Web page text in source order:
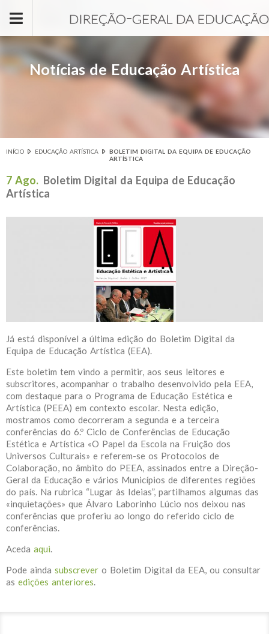
Notícias de Educação Artística
Está aqui
INÍCIO EDUCAÇÃO ARTÍSTICA
BOLETIM DIGITAL DA EQUIPA DE EDUCAÇÃO
ARTÍSTICA
7 Ago. Boletim Digital da Equipa de Educação
Artística
Já está disponível a última edição do Boletim Digital da
Equipa de Educação Artística (EEA).
Este boletim tem vindo a permitir, aos seus leitores e
subscritores, acompanhar o trabalho desenvolvido pela EEA,
com destaque para o Programa de Educação Estética e
Artística (PEEA) em contexto escolar. Nesta edição,
mostramos como decorreram a segunda e a terceira
conferências do 6.º Ciclo de Conferências de Educação
Estética e Artística «O Papel da Escola na Fruição dos
Universos Culturais» e referem-se os Protocolos de
Colaboração, no âmbito do PEEA, assinados entre a Direção-
Geral da Educação e vários Municípios de diferentes regiões
do país. Na rubrica “Lugar às Ideias”, partilhamos algumas das
«inquietações» que Álvaro Laborinho Lúcio nos deixou nas
conferências que proferiu ao longo do referido ciclo de
conferências.
Aceda aqui.
Pode ainda subscrever o Boletim Digital da EEA, ou consultar
as edições anteriores.